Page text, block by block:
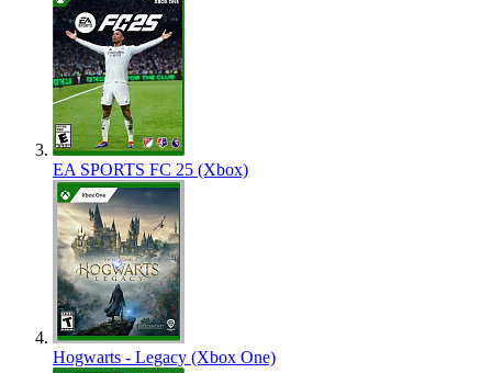
EA SPORTS FC 25 (Xbox)
Hogwarts - Legacy (Xbox One)